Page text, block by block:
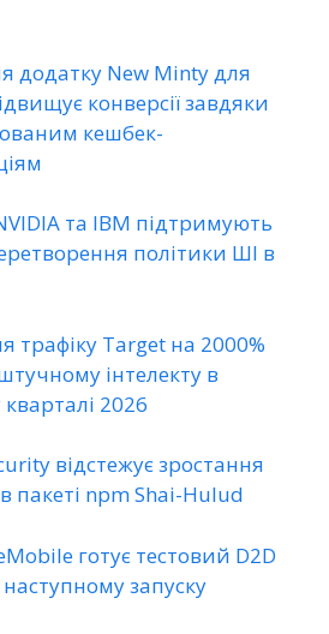
додатку New Minty для
конверсії завдяки
кешбек-
та IBM підтримують
політики ШІ в
трафіку Target на 2000%
інтелекту в
2026
відстежує зростання
пакеті npm Shai-Hulud
готує тестовий D2D
наступному запуску